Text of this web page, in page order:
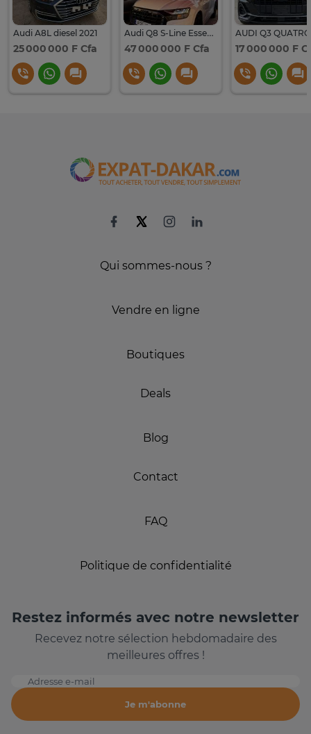
Audi A8L diesel 2021
25 000 000 F Cfa
Audi Q8 S-Line Essence 2022 – Full Options – Déjà dédouanée
47 000 000 F Cfa 17 000 000 F
Qui sommes-nous ?
Vendre en ligne
Boutiques
Deals
Blog
Contact
FAQ
Politique de confidentialité
Restez informés avec notre newsletter
Recevez notre sélection hebdomadaire des
meilleures offres !
Adresse e-mail
Je m'abonne